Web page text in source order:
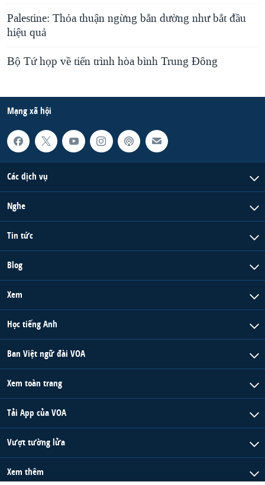
Palestine: Thỏa thuận ngừng bắn dường như bắt đầu
hiệu quả
Bộ Tứ họp về tiến trình hòa bình Trung Ðông
Mạng xã hội
Các dịch vụ
Nghe
Tin tức
Blog
Xem
Học tiếng Anh
Ban Việt ngữ đài VOA
Xem toàn trang
Tải App của VOA
Vượt tường lửa
Xem thêm